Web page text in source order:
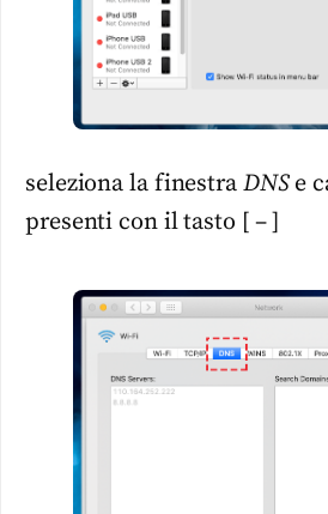
seleziona la finestra DNSe
presenti con il tasto [ – ]